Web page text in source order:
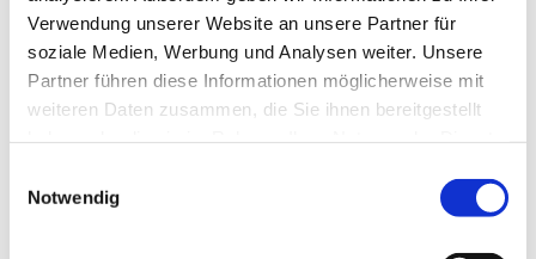
Verwendung unserer Website an unsere Partner für
soziale Medien, Werbung und Analysen weiter. Unsere
Partner führen diese Informationen möglicherweise mit
weiteren Daten zusammen, die Sie ihnen bereitgestellt
Notwendig